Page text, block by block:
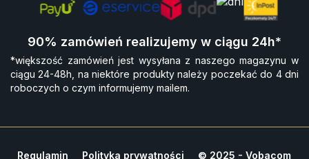
90% zamówień realizujemy w ciągu 24h*
*większość zamówień jest wysyłana z naszego magazynu w
ciągu 24-48h, na niektóre produkty należy poczekać do 4 dni
roboczych o czym informujemy mailem.
Regulamin Polityka prywatności © 2025 - Vobacom